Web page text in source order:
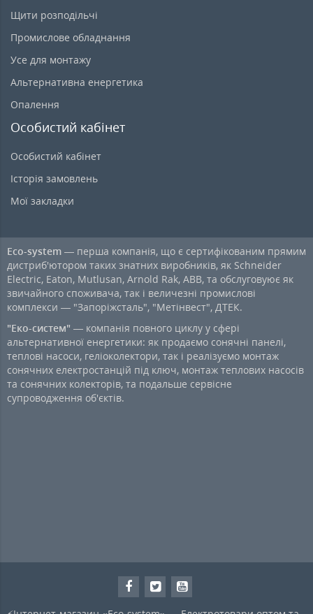
Щити розподільчі
Промислове обладнання
Усе для монтажу
Альтернативна енергетика
Опалення
Особистий кабінет
Особистий кабінет
Історія замовлень
Мої закладки
Eco-system — перша компанія, що є сертифікованим прямим
дистриб'ютором таких знатних виробників, як Schneider
Electric, Eaton, Mutlusan, Arnold Rak, ABB, та обслуговуює як
звичайного споживача, так і величезні промислові
комплекси — "Запоріжсталь", "Метінвест", ДТЕК.
"Еко-систем" — компанія повного циклу у сфері
альтернативної енергетики: як продаємо сонячні панелі,
теплові насоси, геліоколектори, так і реалізуємо монтаж
сонячних електростанцій під ключ, монтаж теплових насосів
та сонячних колекторів, та подальше сервісне
супроводження об'єктів.